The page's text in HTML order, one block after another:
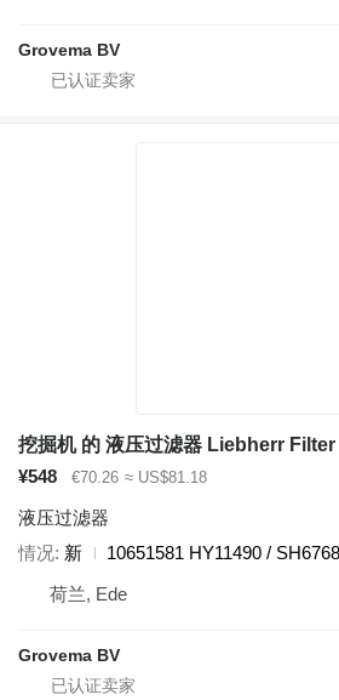
Grovema BV
挖掘机 的 液压过滤器 Liebherr
¥548
€70.26 ≈ US$81.18
液压过滤器
情况 新
10651581 HY11490 /
荷兰, Ede
Grovema BV